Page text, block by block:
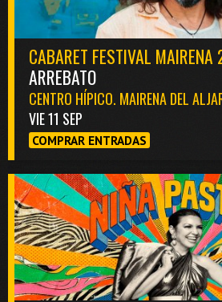
CABARET FESTIVAL
ARREBATO
CENTRO HÍPICO. MAIRENA DEL
VIE 11 SEP
COMPRAR ENTRADAS